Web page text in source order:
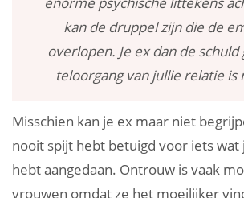
kan de druppel zijn die de
overlopen. Je ex dan de schuld
teloorgang van jullie relatie is
Misschien kan je ex maar niet
nooit spijt hebt betuigd voor iets wat
hebt aangedaan. Ontrouw is vaak
vrouwen omdat ze het moeilijker